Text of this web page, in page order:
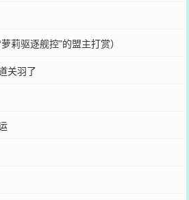
莉驱逐舰控”的盟主打赏）
关羽了